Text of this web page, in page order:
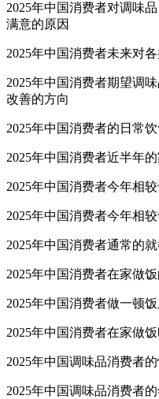
2025年中国消费者对调味
满意的原因
2025年中国消费者未来对
2025年中国消费者期望调
改善的方向
2025年中国消费者的日常
2025年中国消费者近半年
2025年中国消费者今年相
2025年中国消费者今年相
2025年中国消费者通常的
2025年中国消费者在家做
2025年中国消费者做一顿
2025年中国消费者在家做
2025年中国调味品消费者
2025年中国调味品消费者